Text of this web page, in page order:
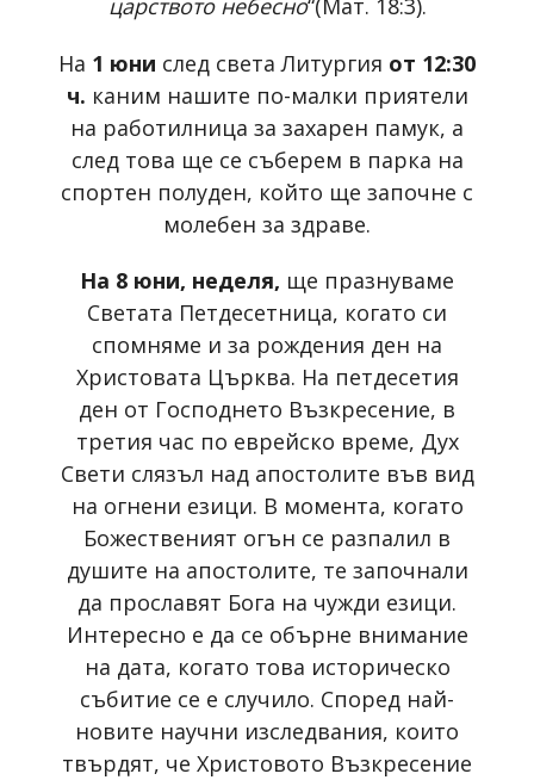
На 1 юни след света Литургия от 12:30
ч. каним нашите по-малки приятели
на работилница за захарен памук, а
след това ще се съберем в парка на
спортен полуден, който ще започне с
молебен за здраве.
На 8 юни, неделя, ще празнуваме
Светата Петдесетница, когато си
спомняме и за рождения ден на
Христовата Църква. На петдесетия
ден от Господнето Възкресение, в
третия час по еврейско време, Дух
Свети слязъл над апостолите във вид
на огнени езици. В момента, когато
Божественият огън се разпалил в
душите на апостолите, те започнали
да прославят Бога на чужди езици.
Интересно е да се обърне внимание
на дата, когато това историческо
събитие се е случило. Според най-
новите научни изследвания, които
твърдят, че Христовото Възкресение